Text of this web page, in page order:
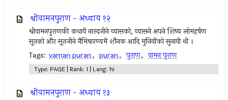
श्रीवामनपुराण - अध्याय १२
श्रीवामनपुराणकी कथायें नारदजीने व्यासको, व्यासने अपने शिष्य लोमहर्षण
सूतको और सूतजीने नैमिषारण्यमें शौनक आदि मुनियोंको सुनायी थी ।
Tags: vaman puran, puran, पुराण, वामन पुराण
Type: PAGE | Rank: 1 | Lang: hi
श्रीवामनपुराण - अध्याय १३